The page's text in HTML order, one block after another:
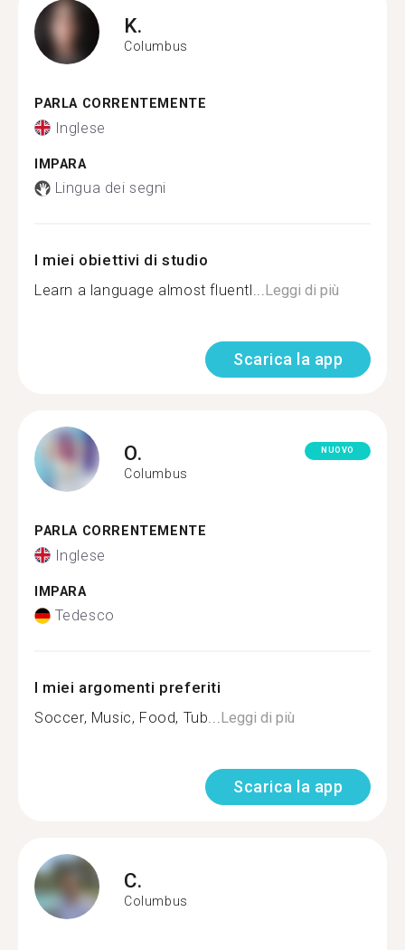
K.
Columbus
PARLA CORRENTEMENTE
Inglese
IMPARA
Lingua dei segni
I miei obiettivi di studio
Learn a language almost fluentl...Leggi di più
Scarica la app
O.
Columbus
NUOVO
PARLA CORRENTEMENTE
Inglese
IMPARA
Tedesco
I miei argomenti preferiti
Soccer, Music, Food, Tub...Leggi di più
Scarica la app
C.
Columbus